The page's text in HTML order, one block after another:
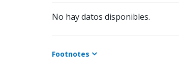
No hay datos disponibles.
Footnotes